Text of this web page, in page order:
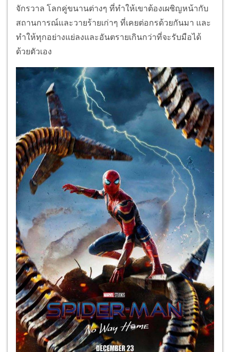
จักรวาล โลกคู่ขนานต่างๆ ที่ทำให้เขาต้องเผชิญหน้ากับ
สถานการณ์และวายร้ายเก่าๆ ที่เคยต่อกรด้วยกันมา และ
ทำให้ทุกอย่างแย่ลงและอันตรายเกินกว่าที่จะรับมือได้
ด้วยตัวเอง